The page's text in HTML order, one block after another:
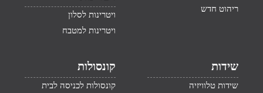
ריהוט חדש
ויטרינות לסלון
ויטרינות למטבח
שידות
שידות טלוויזיה
קונסולות
קונסולות לכניסה לבית